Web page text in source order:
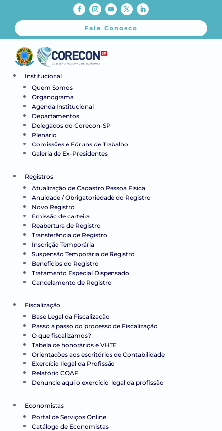
Fale Conosco
Institucional
Quem Somos
Organograma
Agenda Institucional
Departamentos
Delegados do Corecon-SP
Plenário
Comissões e Fóruns de Trabalho
Galeria de Ex-Presidentes
Registros
Atualização de Cadastro Pessoa Física
Anuidade / Obrigatoriedade do Registro
Novo Registro
Emissão de carteira
Reabertura de Registro
Transferência de Registro
Inscrição Temporária
Suspensão Temporária de Registro
Benefícios do Registro
Tratamento Especial Dispensado
Cancelamento de Registro
Fiscalização
Base Legal da Fiscalização
Passo a passo do processo de Fiscalização
O que fiscalizamos?
Tabela de honorários e VHTE
Orientações aos escritórios de Contabilidade
Exercício Ilegal da Profissão
Relatório COAF
Denuncie aqui o exercício ilegal da profissão
Economistas
Portal de Serviços Online
Catálogo de Economistas